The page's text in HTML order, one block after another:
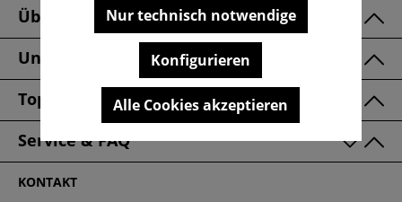
Über Uns
Unsere Marken
Top Kategorien
Service & FAQ
KONTAKT
Nur technisch notwendige
Konfigurieren
Alle Cookies akzeptieren